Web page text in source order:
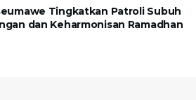
Tingkatkan Patroli Subuh
dan Keharmonisan Ramadhan